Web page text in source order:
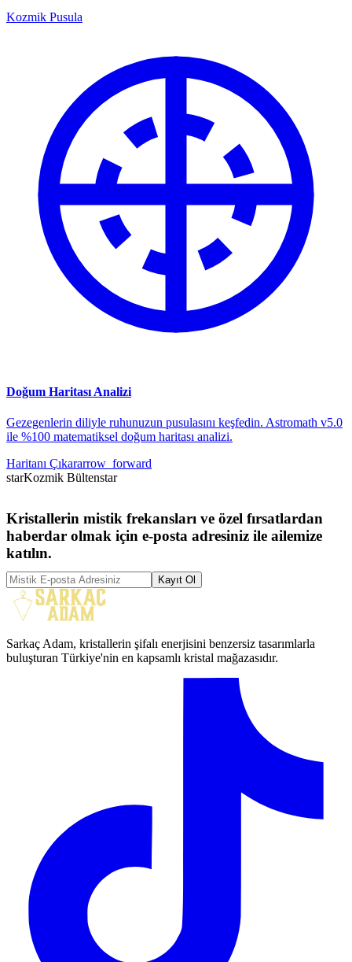
Kozmik Pusula
Doğum Haritası Analizi
Gezegenlerin diliyle ruhunuzun pusulasını keşfedin. Astromath v5.0
ile %100 matematiksel doğum haritası analizi.
Haritanı Çıkararrow_forward
starKozmik Bültenstar
Kristallerin mistik frekansları ve özel fırsatlardan
haberdar olmak için e-posta adresiniz ile ailemize
katılın.
Kayıt Ol
Sarkaç Adam, kristallerin şifalı enerjisini benzersiz tasarımlarla
buluşturan Türkiye'nin en kapsamlı kristal mağazasıdır.